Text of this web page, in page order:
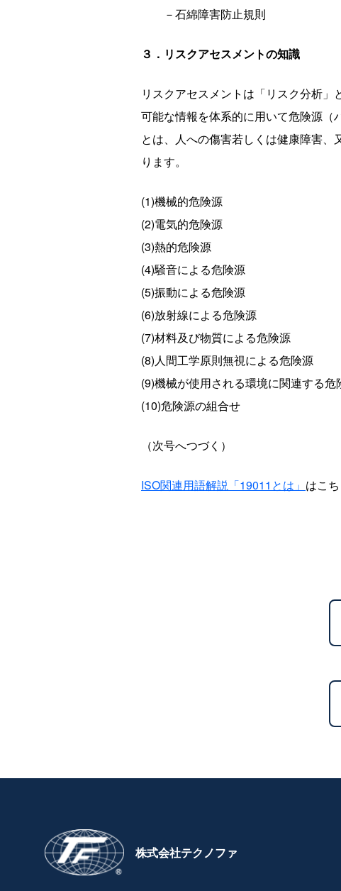
－石綿障害防止規則
３．リスクアセスメントの知識
リスクアセスメントは「リスク分析
可能な情報を体系的に用いて危険源（
とは、人への傷害若しくは健康障害
ります。
(1)機械的危険源
(2)電気的危険源
(3)熱的危険源
(4)騒音による危険源
(5)振動による危険源
(6)放射線による危険源
(7)材料及び物質による危険源
(8)人間工学原則無視による危険源
(9)機械が使用される環境に関連する危
(10)危険源の組合せ
（次号へつづく）
ISO関連用語解説「19011とは」 はこ
株式会社テクノファ